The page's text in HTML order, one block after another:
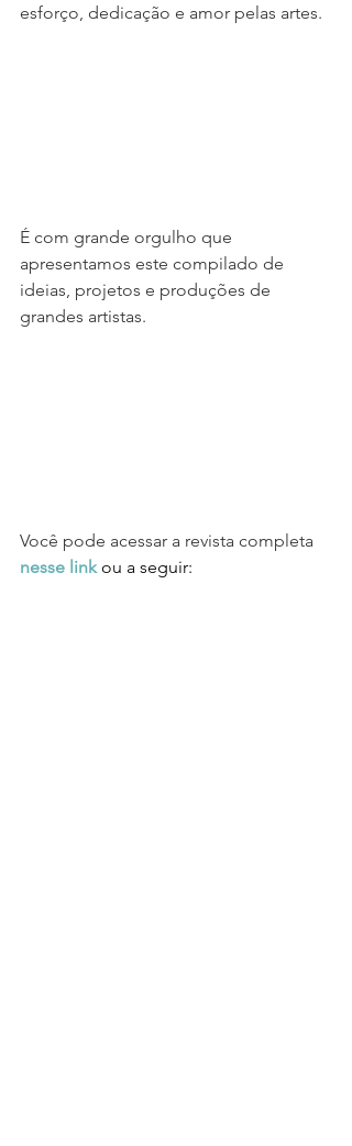
esforço, dedicação e amor pelas artes.
É com grande orgulho que
apresentamos este compilado de
ideias, projetos e produções de
grandes artistas.
Você pode acessar a revista completa
nesse link ou a seguir: